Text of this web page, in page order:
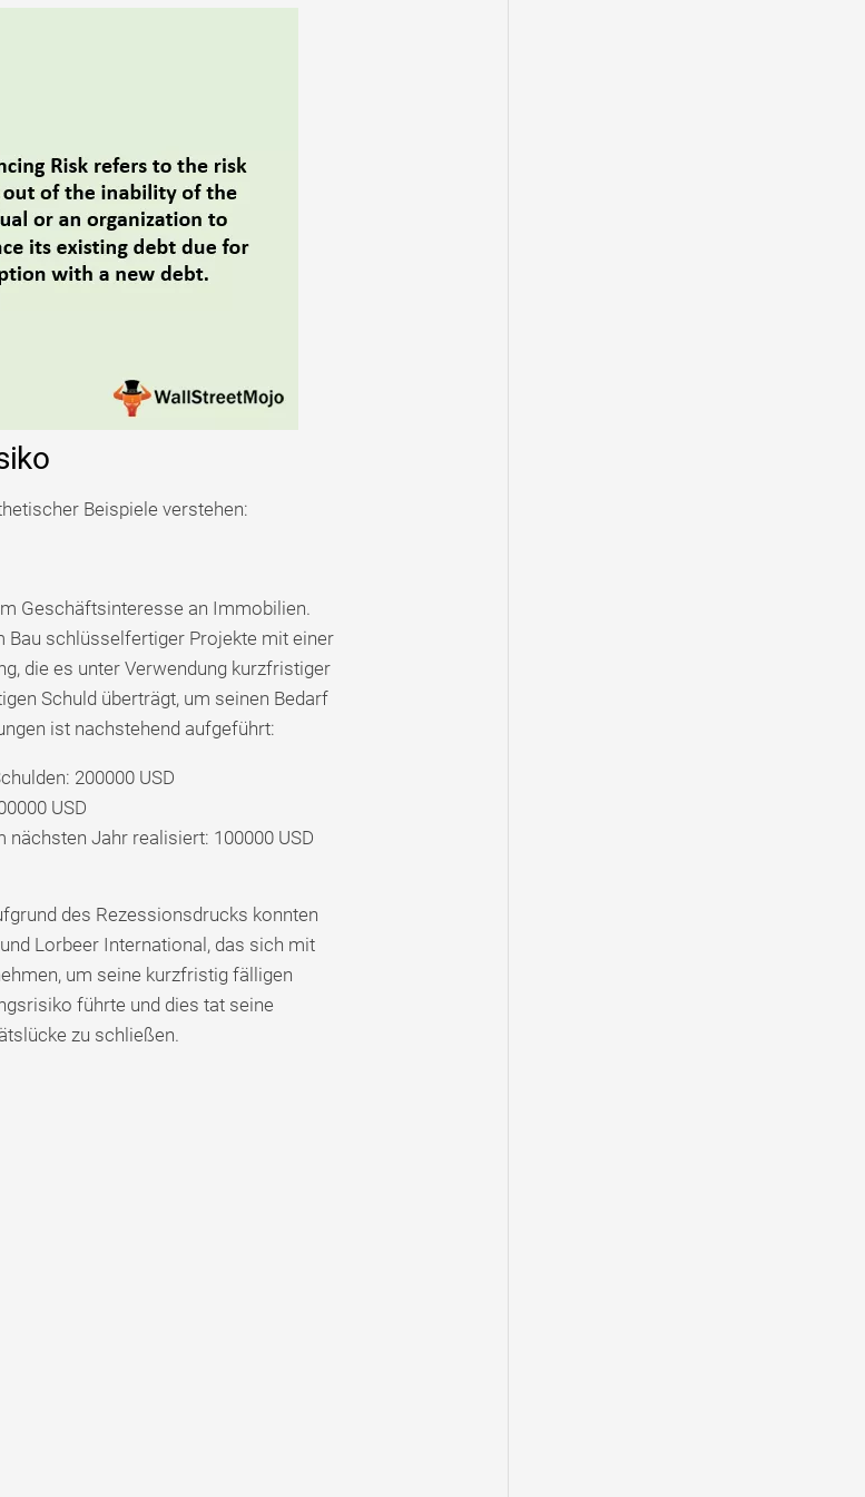
Beispiele verstehen:
Geschäftsinteresse an Immobilien.
schlüsselfertiger Projekte mit einer
die es unter Verwendung kurzfristiger
Schuld überträgt, um seinen Bedarf
ist nachstehend aufgeführt:
200000 USD
USD
Jahr realisiert: 100000 USD
des Rezessionsdrucks konnten
Lorbeer International, das sich mit
um seine kurzfristig fälligen
führte und dies tat seine
zu schließen.